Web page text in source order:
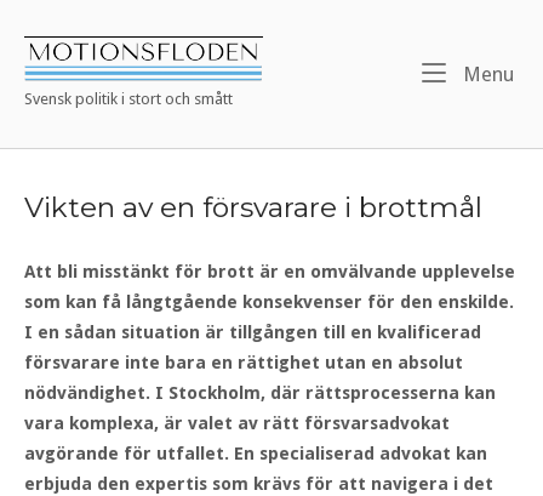
content
Home
Svensk politik i stort och smått
Menu
Vikten av en försvarare i brottmål
Att bli misstänkt för brott är en omvälvande upplevelse
som kan få långtgående konsekvenser för den enskilde.
I en sådan situation är tillgången till en kvalificerad
försvarare inte bara en rättighet utan en absolut
nödvändighet. I Stockholm, där rättsprocesserna kan
vara komplexa, är valet av rätt försvarsadvokat
avgörande för utfallet. En specialiserad advokat kan
erbjuda den expertis som krävs för att navigera i det